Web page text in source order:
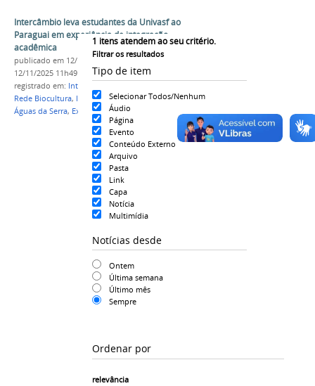
1 itens atendem ao seu critério.
Filtrar os resultados
Tipo de item
Selecionar Todos/Nenhum
Áudio
Página
Evento
Conteúdo Externo
Arquivo
Pasta
Link
Capa
Notícia
Multimídia
Notícias desde
Ontem
Última semana
Último mês
Sempre
Ordenar por
relevância
Intercâmbio leva estudantes da Univasf ao
Paraguai em experiência de integração
acadêmica
publicado em 12/11/2025—última modificação
12/11/2025 11h49
registrado em: Intercâmbio
Rede Biocultura, Internacionalização,Programa
Águas da Serra, Extensão